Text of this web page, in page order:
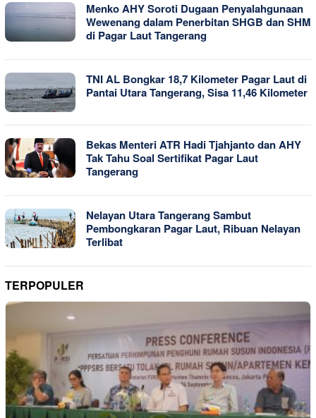
Menko AHY Soroti Dugaan Penyalahgunaan
Wewenang dalam Penerbitan SHGB dan SHM
di Pagar Laut Tangerang
TNI AL Bongkar 18,7 Kilometer Pagar Laut di
Pantai Utara Tangerang, Sisa 11,46 Kilometer
Bekas Menteri ATR Hadi Tjahjanto dan AHY
Tak Tahu Soal Sertifikat Pagar Laut
Tangerang
Nelayan Utara Tangerang Sambut
Pembongkaran Pagar Laut, Ribuan Nelayan
Terlibat
TERPOPULER